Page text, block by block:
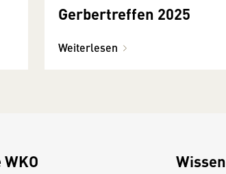
Gerbertreffen 2025
Weiterlesen
WKO Wissen